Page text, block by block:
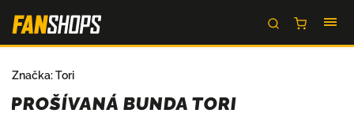
PROŠÍVANÁ BUNDA TORI
Značka:Tori